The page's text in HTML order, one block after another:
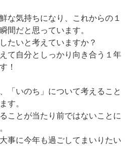
な気持ちになり、これからの１
間だと思っています。
たいと考えていますか？
て自分としっかり向き合う１年
！
「いのち」について考えること
す。
ことが当たり前ではないことに
事に今年も過ごしてまいりたい